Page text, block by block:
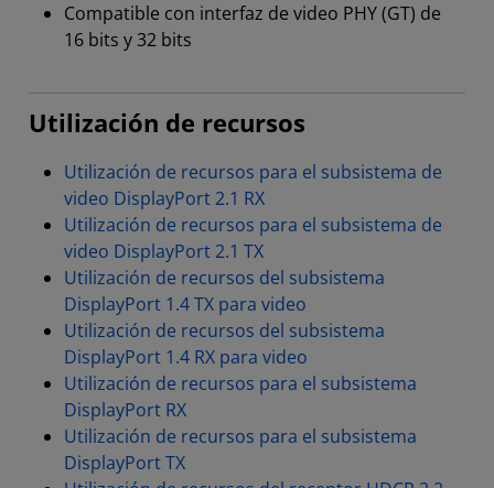
Compatible con interfaz de video PHY (GT) de
16 bits y 32 bits
Utilización de recursos
Utilización de recursos para el subsistema de
video DisplayPort 2.1 RX
Utilización de recursos para el subsistema de
video DisplayPort 2.1 TX
Utilización de recursos del subsistema
DisplayPort 1.4 TX para video
Utilización de recursos del subsistema
DisplayPort 1.4 RX para video
Utilización de recursos para el subsistema
DisplayPort RX
Utilización de recursos para el subsistema
DisplayPort TX